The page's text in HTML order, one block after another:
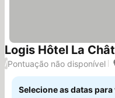
Logis Hôtel La
/Pontuação não disponível
Selecione as datas